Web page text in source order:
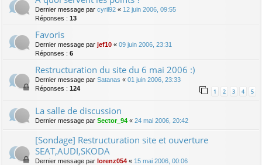
Dernier message par cyril92 « 12 juin 2006, 09:55
Réponses : 13
Favoris
Dernier message par jef10 « 09 juin 2006, 23:31
Réponses : 6
Restructuration du site du 6 mai 2006 :)
Dernier message par Satanas « 01 juin 2006, 23:33
Réponses : 124 1 2 3 4 5
La salle de discussion
Dernier message par Sector_94 « 24 mai 2006, 20:42
[Sondage] Restructuration site et ouverture
SEAT,AUDI,SKODA
Dernier message par lorenz054 « 15 mai 2006, 00:06